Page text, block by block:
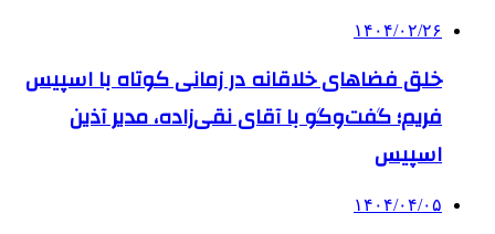
۱۴۰۴/۰۲/۲۶
خلق فضاهای خلاقانه در زمانی کوتاه با اسپیس
فریم؛ گفت‌وگو با آقای نقی‌زاده، مدیر آذین
اسپیس
۱۴۰۴/۰۴/۰۵